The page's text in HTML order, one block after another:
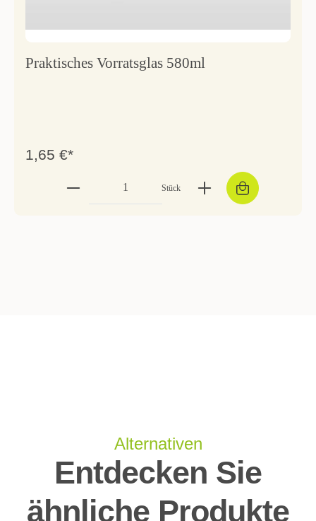
Praktisches Vorratsglas 580ml
1,65 €*
Stück
Alternativen
Entdecken Sie
ähnliche Produkte